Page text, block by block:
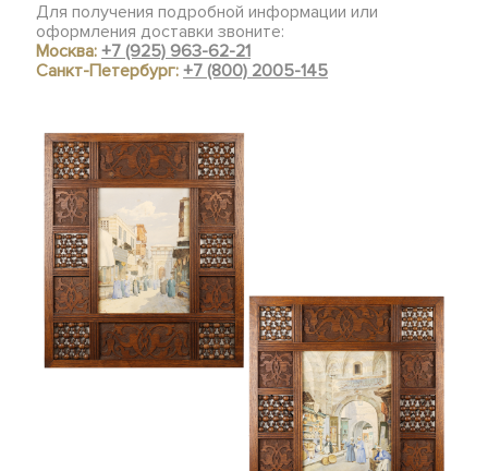
Для получения подробной информации или
оформления доставки звоните:
Москва:+7 (925) 963-62-21
Санкт-Петербург:+7 (800) 2005-145